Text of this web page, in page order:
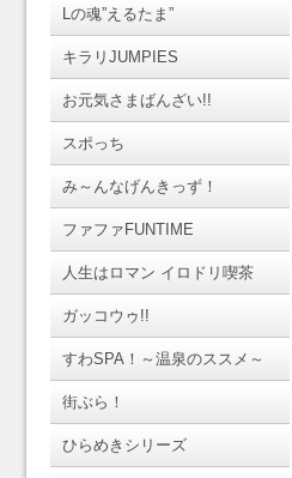
Lの魂”えるたま”
キラリJUMPIES
お元気さまばんざい!!
スポっち
み～んなげんきっず！
ファファFUNTIME
人生はロマン イロドリ喫茶
ガッコウゥ!!
すわSPA！～温泉のススメ～
街ぶら！
ひらめきシリーズ